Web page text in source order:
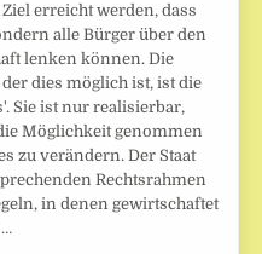
erreicht werden, dass
alle Bürger über den
lenken können. Die
dies möglich ist, ist die
Sie ist nur realisierbar,
Möglichkeit genommen
zu verändern. Der Staat
Rechtsrahmen
in denen gewirtschaftet